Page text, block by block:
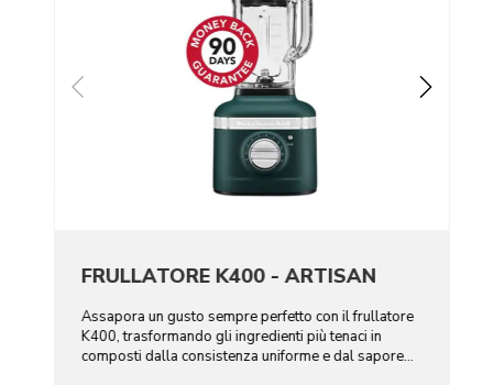
FRULLATORE K400 - ARTISAN
Assapora un gusto sempre perfetto con il frullatore
K400, trasformando gli ingredienti più tenaci in
composti dalla consistenza uniforme e dal sapore